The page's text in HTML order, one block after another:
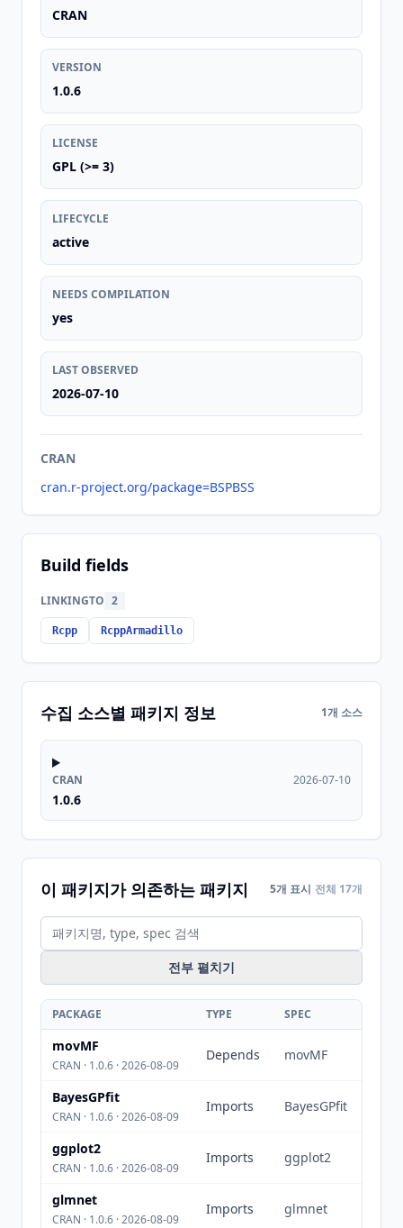
CRAN
VERSION
1.0.6
LICENSE
GPL (>= 3)
LIFECYCLE
active
NEEDS COMPILATION
yes
LAST OBSERVED
2026-07-10
CRAN
cran.r-project.org/package=BSPBSS
Build fields
LINKINGTO 2
Rcpp RcppArmadillo
수집 소스별 패키지 정보 1개 소스
CRAN
1.0.6
2026-07-10
이 패키지가 의존하는 패키지 5개 표시 전체 17개
전부 펼치기
PACKAGE TYPE SPEC
movMF
CRAN · 1.0.6 · 2026-08-09
Depends movMF
BayesGPfit
CRAN · 1.0.6 · 2026-08-09
Imports BayesGPfit
ggplot2
CRAN · 1.0.6 · 2026-08-09
Imports ggplot2
glmnet
CRAN · 1.0.6 · 2026-08-09
Imports glmnet